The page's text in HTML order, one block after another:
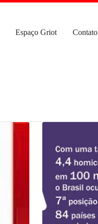
Espaço Griot Contato